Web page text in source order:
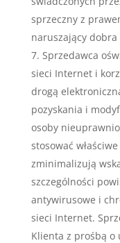
sprzeczny z
naruszający
Sprzedawca
sieci Internet i
drogą
pozyskania i
osoby
stosować
zminimalizują
szczególności
antywirusowe i
sieci Internet.
Klienta z prośbą